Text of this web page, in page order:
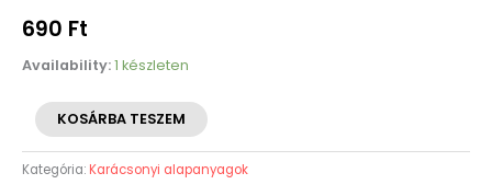
690 Ft
Availability:1 készleten
KOSÁRBA TESZEM
Kategória: Karácsonyi alapanyagok